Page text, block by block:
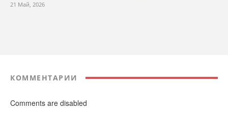
21 Май, 2026
КОММЕНТАРИИ
Comments are disabled